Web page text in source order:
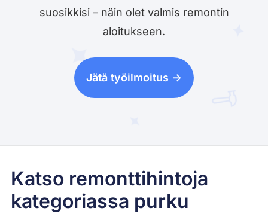
suosikkisi – näin olet valmis remontin
aloitukseen.
Jätä työilmoitus ->
Katso remonttihintoja
kategoriassa purku